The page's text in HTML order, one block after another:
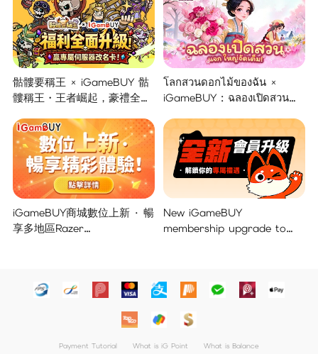
骷髏要稱王 × iGameBUY 骷
髏稱王・王者崛起，豪禮全面
โลกสวนดอกไม้ของฉัน ×
iGameBUY : ฉลองเปิดสวน
iGameBUY商城數位上新 · 暢
享多地區Razer
New iGameBUY
membership upgrade to
Payment Tutorial What is iG Point What is Balance